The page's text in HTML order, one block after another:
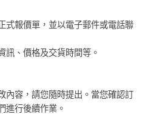
式報價單，並以電子郵件或電話聯
訊、價格及交貨時間等。
內容，請您隨時提出。當您確認訂
進行後續作業。